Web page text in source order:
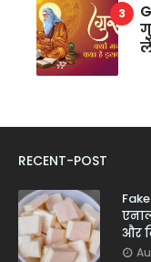
RECENT-POST
और